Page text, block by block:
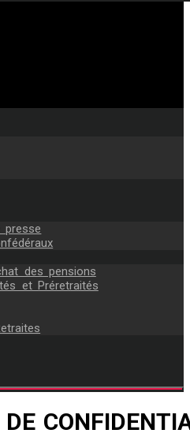
presse
des pensions
et Préretraités